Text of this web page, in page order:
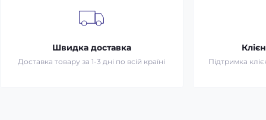
Швидка доставка
Доставка товару за 1-3 дні по всій країні Підтримка